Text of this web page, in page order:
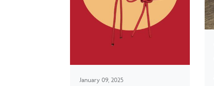
January 09, 2025